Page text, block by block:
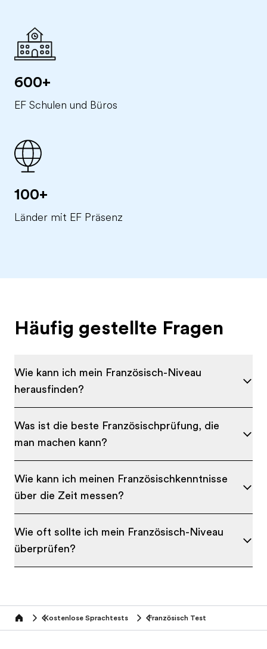
600+
EF Schulen und Büros
100+
Länder mit EF Präsenz
Häufig gestellte Fragen
Wie kann ich mein Französisch-Niveau
herausfinden?
Was ist die beste Französischprüfung, die
man machen kann?
Wie kann ich meinen Französischkenntnisse
über die Zeit messen?
Wie oft sollte ich mein Französisch-Niveau
überprüfen?
Home Kostenlose Sprachtests Französisch Test